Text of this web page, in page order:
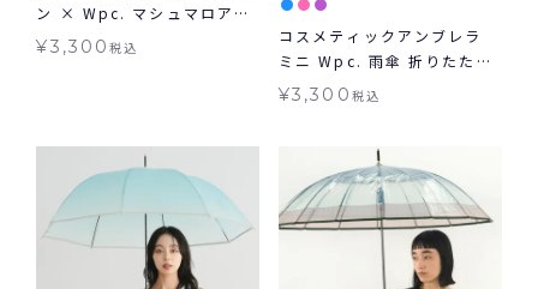
ン × Wpc. マシュマロアン
ブレラ 雨傘 長傘
¥3,300税込
コスメティックアンブレラ
ミニ Wpc. 雨傘 折りたたみ
傘 ビニール傘 ギフト対象
¥3,300 税込